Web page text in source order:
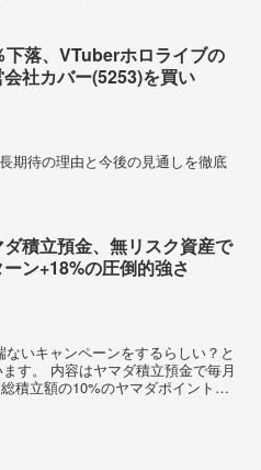
下落、VTuberホロライブの
社カバー(5253)を買い
期待の理由と今後の見通しを徹底
ダ積立預金、無リスク資産で
ーン+18%の圧倒的強さ
いキャンペーンをするらしい？と
す。 内容はヤマダ積立預金で毎月
積立額の10%のヤマダポイントが